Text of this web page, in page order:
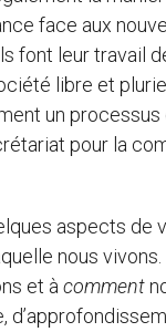
face aux
font leur travail
libre et
un
pour la
aspects de
nous
et à comment